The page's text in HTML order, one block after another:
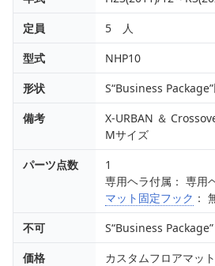
定員
5 人
型式
NHP10
形状
S“Business
備考
X-URBAN ＆
Mサイズ
パーツ点数
1
専用ヘラ付属： 専用
マット固定フック ：
不可
S“Business Package”
価格
カスタムフロアマッ